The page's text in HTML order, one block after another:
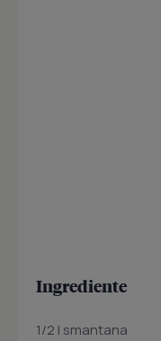
Ingrediente
1/2 l smantana